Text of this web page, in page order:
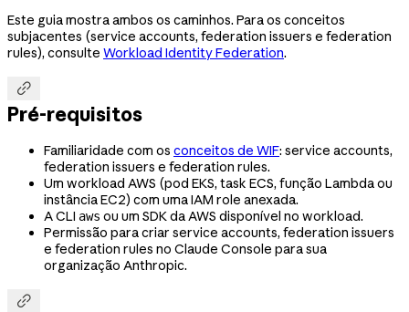
Este guia mostra ambos os caminhos. Para os conceitos
subjacentes (service accounts, federation issuers e federation
rules), consulte Workload Identity Federation.

Pré-requisitos
Familiaridade com os conceitos de WIF: service accounts,
federation issuers e federation rules.
Um workload AWS (pod EKS, task ECS, função Lambda ou
instância EC2) com uma IAM role anexada.
A CLI aws ou um SDK da AWS disponível no workload.
Permissão para criar service accounts, federation issuers
e federation rules no Claude Console para sua
organização Anthropic.
